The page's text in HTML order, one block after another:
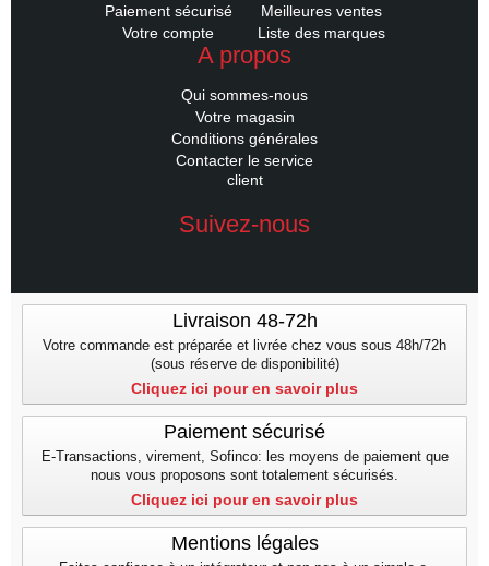
Paiement sécurisé
Votre compte
Meilleures ventes
Liste des marques
A propos
Qui sommes-nous
Votre magasin
Conditions générales
Contacter le service
client
Suivez-nous
Livraison 48-72h
Votre commande est préparée et livrée chez vous sous 48h/72h
(sous réserve de disponibilité)
Cliquez ici pour en savoir plus
Paiement sécurisé
E-Transactions, virement, Sofinco: les moyens de paiement que
nous vous proposons sont totalement sécurisés.
Cliquez ici pour en savoir plus
Mentions légales